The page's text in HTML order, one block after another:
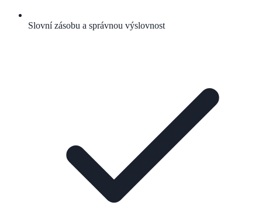
Slovní zásobu a správnou výslovnost